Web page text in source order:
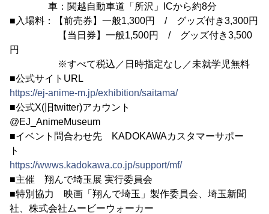
車：関越自動車道「所沢」ICから約8分
■入場料：【前売券】一般1,300円 / グッズ付き3,300円
【当日券】一般1,500円 / グッズ付き3,500
円
※すべて税込／日時指定なし／未就学児無料
■公式サイトURL
https://ej-anime-m.jp/exhibition/saitama/
■公式X(旧twitter)アカウント
@EJ_AnimeMuseum
■イベント問合わせ先 KADOKAWAカスタマーサポー
ト
https://wwws.kadokawa.co.jp/support/mf/
■主催 翔んで埼玉展 実行委員会
■特別協力 映画「翔んで埼玉」製作委員会、埼玉新聞
社、株式会社ムービーウォーカー